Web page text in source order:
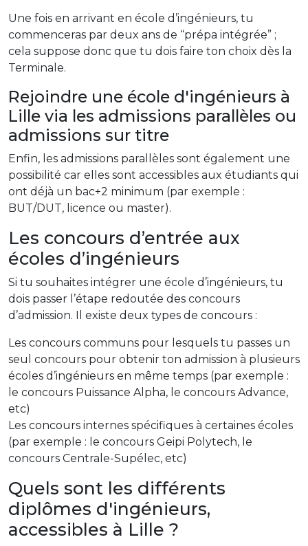
Une fois en arrivant en école d’ingénieurs, tu
commenceras par deux ans de “prépa intégrée” ;
cela suppose donc que tu dois faire ton choix dès la
Terminale.
Rejoindre une école d'ingénieurs à
Lille via les admissions parallèles ou
admissions sur titre
Enfin, les admissions parallèles sont également une
possibilité car elles sont accessibles aux étudiants qui
ont déjà un bac+2 minimum (par exemple :
BUT/DUT, licence ou master).
Les concours d’entrée aux
écoles d’ingénieurs
Si tu souhaites intégrer une école d’ingénieurs, tu
dois passer l’étape redoutée des concours
d’admission. Il existe deux types de concours :
Les concours communs pour lesquels tu passes un
seul concours pour obtenir ton admission à plusieurs
écoles d’ingénieurs en même temps (par exemple :
le concours Puissance Alpha, le concours Advance,
etc)
Les concours internes spécifiques à certaines écoles
(par exemple : le concours Geipi Polytech, le
concours Centrale-Supélec, etc)
Quels sont les différents
diplômes d'ingénieurs,
accessibles à Lille ?